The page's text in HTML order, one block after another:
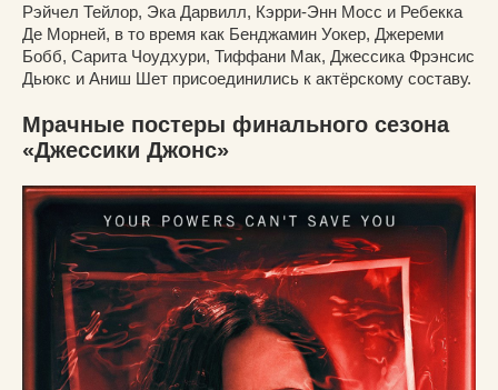
Рэйчел Тейлор, Эка Дарвилл, Кэрри-Энн Мосс и Ребекка
Де Морней, в то время как Бенджамин Уокер, Джереми
Бобб, Сарита Чоудхури, Тиффани Мак, Джессика Фрэнсис
Дьюкс и Аниш Шет присоединились к актёрскому составу.
Мрачные постеры финального сезона
«Джессики Джонс»